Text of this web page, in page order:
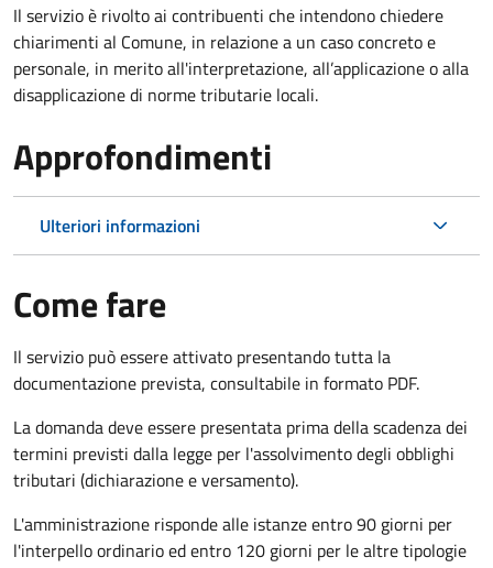
Il servizio è rivolto ai contribuenti che intendono chiedere
chiarimenti al Comune, in relazione a un caso concreto e
personale, in merito all'interpretazione, all’applicazione o alla
disapplicazione di norme tributarie locali.
Approfondimenti
Ulteriori informazioni
Come fare
Il servizio può essere attivato presentando tutta la
documentazione prevista, consultabile in formato PDF.
La domanda deve essere presentata prima della scadenza dei
termini previsti dalla legge per l'assolvimento degli obblighi
tributari (dichiarazione e versamento).
L'amministrazione risponde alle istanze entro 90 giorni per
l'interpello ordinario ed entro 120 giorni per le altre tipologie